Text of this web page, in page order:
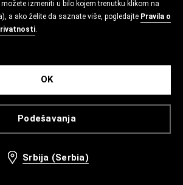
izmeniti u bilo kojem trenutku klikom na
a ako želite da saznate više, pogledajte Pravila o
.
Podešavanja
OK
Srbija (Serbia)